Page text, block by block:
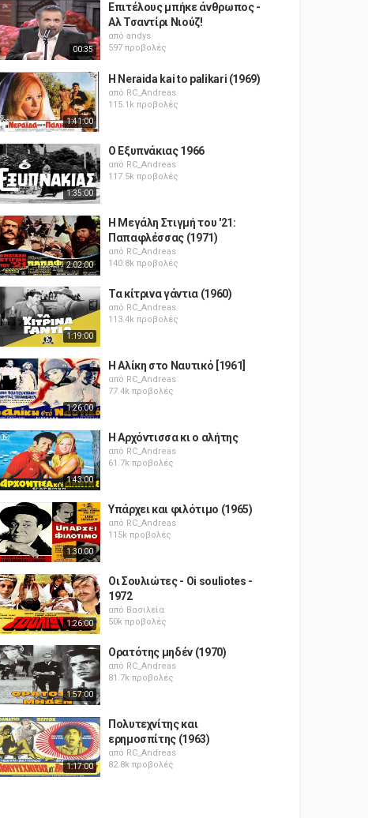
00:35
Επιτέλους μπήκε άνθρωπος -
Αλ Τσαντίρι Νιούζ!
από andys
597 προβολές
1:41:00
H Neraida kai to palikari (1969)
από RC_Andreas
115.1k προβολές
1:35:00
Ο Εξυπνάκιας 1966
από RC_Andreas
117.5k προβολές
2:02:00
Η Μεγάλη Στιγμή του '21:
Παπαφλέσσας (1971)
από RC_Andreas
140.8k προβολές
1:19:00
Τα κίτρινα γάντια (1960)
από RC_Andreas
113.4k προβολές
1:26:00
Η Αλίκη στο Ναυτικό [1961]
από RC_Andreas
77.4k προβολές
1:43:00
Η Αρχόντισσα κι ο αλήτης
από RC_Andreas
61.7k προβολές
1:30:00
Υπάρχει και φιλότιμο (1965)
από RC_Andreas
115k προβολές
1:26:00
Οι Σουλιώτες - Oi souliotes -
1972
από Βασιλεία
50k προβολές
1:57:00
Ορατότης μηδέν (1970)
από RC_Andreas
81.7k προβολές
1:17:00
Πολυτεχνίτης και
ερημοσπίτης (1963)
από RC_Andreas
82.8k προβολές